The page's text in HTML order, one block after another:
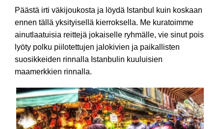
Päästä irti väkijoukosta ja löydä Istanbul kuin koskaan
ennen tällä yksityisellä kierroksella. Me kuratoimme
ainutlaatuisia reittejä jokaiselle ryhmälle, vie sinut pois
lyöty polku piilotettujen jalokivien ja paikallisten
suosikkeiden rinnalla Istanbulin kuuluisien
maamerkkien rinnalla.